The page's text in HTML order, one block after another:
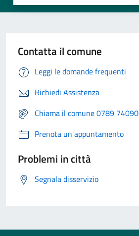
Contatta il comune
Leggi le domande frequenti
Richiedi Assistenza
Chiama il comune 0789
Prenota un appuntamento
Problemi in città
Segnala disservizio